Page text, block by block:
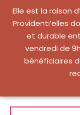
Elle est la raison
Providenti’elles
et durable
vendredi de
bénéficiaires